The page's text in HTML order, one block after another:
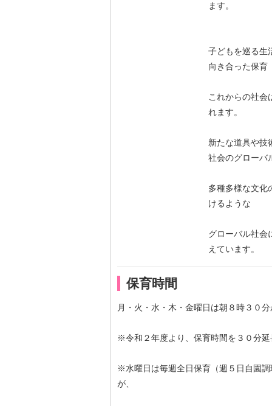
ます。
子どもを巡る生
向き合った保育
これからの社会
れます。
新たな道具や技
社会のグローバ
多種多様な文化
けるような
グローバル社会
えています。
保育時間
月・火・水・木・金曜日は朝８時３０
※令和２年度より、保育時間を３０分
※水曜日は毎週全日保育（週５日自園
が、